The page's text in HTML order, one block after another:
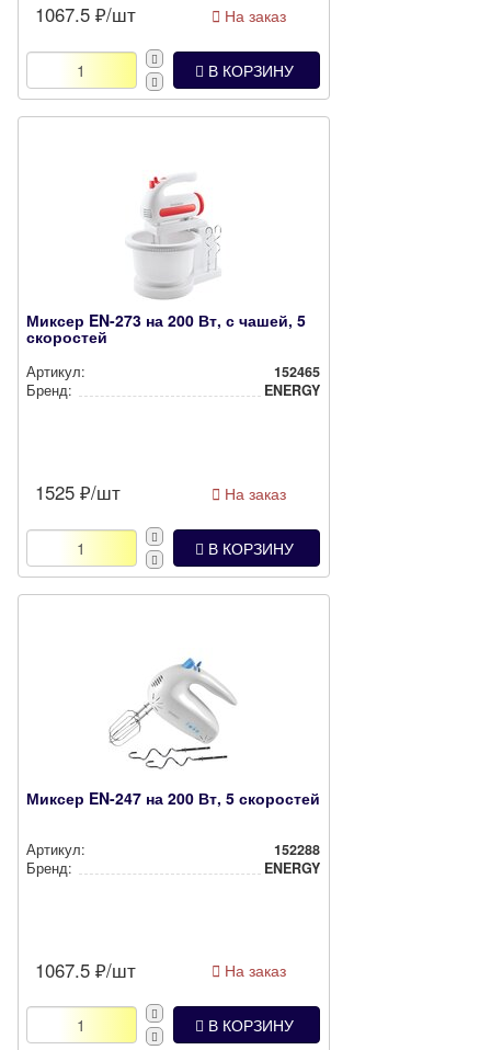
1067.5 ₽/шт На заказ
В КОРЗИНУ
Миксер EN-273 на 200 Вт, с чашей, 5
скоростей
Артикул:
152465
Бренд:
ENERGY
1525 ₽/шт На заказ
В КОРЗИНУ
Миксер EN-247 на 200 Вт, 5 скоростей
Артикул:
152288
Бренд:
ENERGY
1067.5 ₽/шт На заказ
В КОРЗИНУ